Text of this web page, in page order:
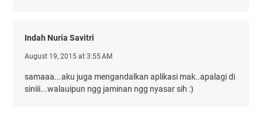
Indah Nuria Savitri
August 19, 2015 at 3:55 AM
samaaa...aku juga mengandalkan aplikasi mak..apalagi di
siniii...walauipun ngg jaminan ngg nyasar sih :)